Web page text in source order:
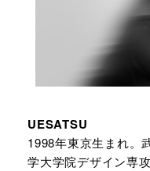
UESATSU
1998年東京生まれ。
学大学院デザイン専